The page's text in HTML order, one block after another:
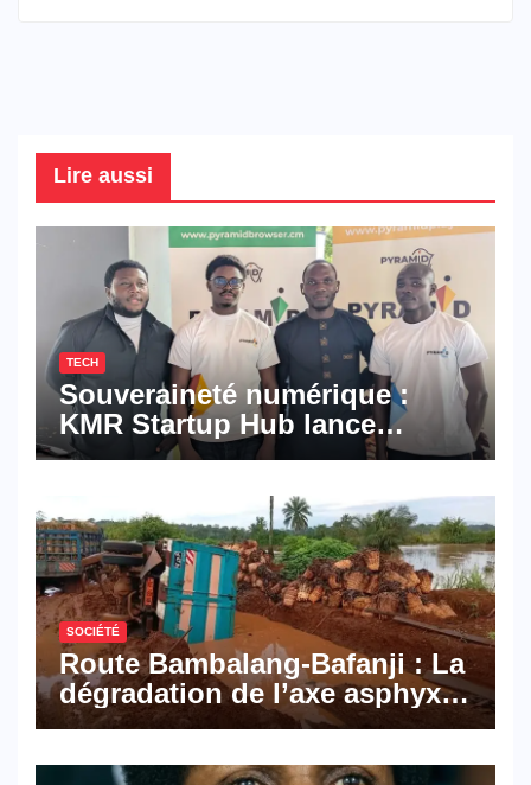
Lire aussi
TECH
Souveraineté numérique :
KMR Startup Hub lance
Pyramid Browser et Pyramid
numériques made in
Cameroon
SOCIÉTÉ
Route Bambalang-Bafanji : La
dégradation de l’axe asphyxie
les activités économiques